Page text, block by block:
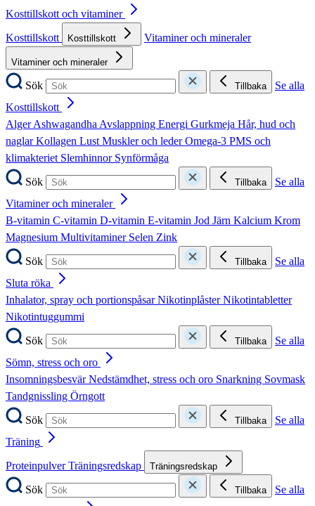
Kosttillskott och vitaminer
Kosttillskott
Kosttillskott Vitaminer och mineraler
Vitaminer och mineraler
Sök Tillbaka
Se alla
Kosttillskott
AlgerAshwagandhaAvslappning Energi Gurkmeja Hår, hud och
naglarKollagen LustMuskler och lederOmega-3 PMS och
klimakteriet Slemhinnor Synförmåga
Sök
Tillbaka
Se alla
Vitaminer och mineraler
B-vitamin C-vitamin D-vitamin E-vitamin Jod Järn Kalcium Krom
Magnesium Multivitaminer Selen Zink
Sök
Tillbaka
Se alla
Sluta röka
Inhalator, spray och portionspåsarNikotinplåsterNikotintabletter
Nikotintuggummi
Sök
Tillbaka
Se alla
Sömn, stress och oro
InsomningsbesvärNedstämdhet, stress och oro Snarkning Sovmask
Tandgnissling Örngott
Sök
Tillbaka
Se alla
Träning
ProteinpulverTräningsredskap Träningsredskap
Sök Tillbaka
Se alla